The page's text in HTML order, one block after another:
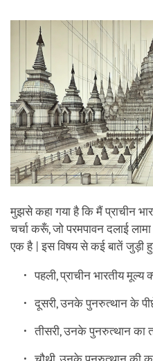
मुझसे कहा गया है कि मैं प्राचीन
चर्चा करूँ, जो परमपावन दलाई
एक है | इस विषय से कई बातें जुड़ी
पहली, प्राचीन भारतीय मूल्य
दूसरी, उनके पुनरुत्थान के
तीसरी, उनके पुनरुत्थान का